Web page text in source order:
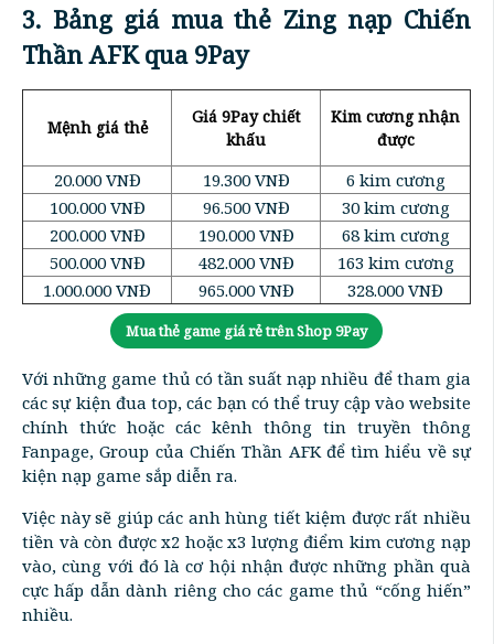
3. Bảng giá mua thẻ Zing nạp Chiến
Thần AFK qua 9Pay
Mệnh giá thẻ
Giá 9Pay chiết
khấu
Kim cương nhận
được
20.000 VNĐ 19.300 VNĐ
6 kim cương
100.000 VNĐ
96.500 VNĐ
30 kim cương
200.000 VNĐ
190.000 VNĐ
68 kim cương
500.000 VNĐ
482.000 VNĐ
163 kim cương
1.000.000 VNĐ
965.000 VNĐ 328.000 VNĐ
Mua thẻ game giá rẻ trên Shop 9Pay
Với những game thủ có tần suất nạp nhiều để tham gia
các sự kiện đua top, các bạn có thể truy cập vào website
chính thức hoặc các kênh thông tin truyền thông
Fanpage, Group của Chiến Thần AFK để tìm hiểu về sự
kiện nạp game sắp diễn ra.
Việc này sẽ giúp các anh hùng tiết kiệm được rất nhiều
tiền và còn được x2 hoặc x3 lượng điểm kim cương nạp
vào, cùng với đó là cơ hội nhận được những phần quà
cực hấp dẫn dành riêng cho các game thủ “cống hiến”
nhiều.